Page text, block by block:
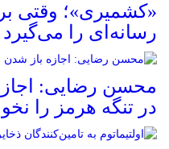
«کشمیری»؛ وقتی
رسانه‌ای را می‌گیرد
محسن رضایی:
در تنگه هرمز را